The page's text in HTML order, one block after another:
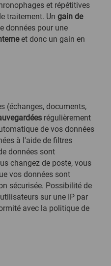
et répétitives
traitement. Un gain de
données pour une
et donc un gain en
(échanges, documents,
régulièrement
de vos données
à l'aide de filtres
données sont
changez de poste, vous
vos données sont
sécurisée. Possibilité de
sur une IP par
avec la politique de